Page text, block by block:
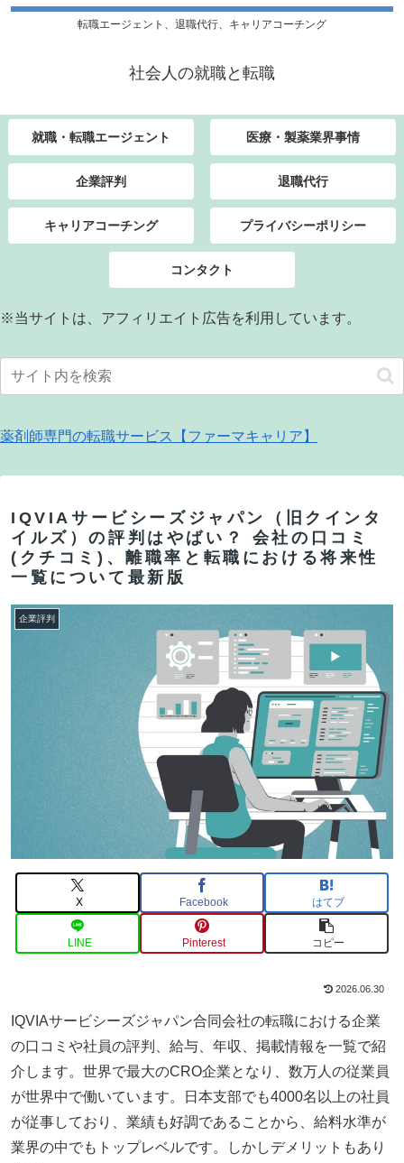
転職エージェント、退職代行、キャリアコーチング
社会人の就職と転職
就職・転職エージェント 医療・製薬業界事情
企業評判 退職代行
キャリアコーチング プライバシーポリシー
コンタクト
※当サイトは、アフィリエイト広告を利用しています。
薬剤師専門の転職サービス【ファーマキャリア】
IQVIAサービシーズジャパン（旧クインタ
イルズ）の評判はやばい？ 会社の口コミ
(クチコミ)、離職率と転職における将来性
一覧について最新版
企業評判
X Facebook はてブ
LINE Pinterest コピー
2026.06.30
IQVIAサービシーズジャパン合同会社の転職における企業
の口コミや社員の評判、給与、年収、掲載情報を一覧で紹
介します。世界で最大のCRO企業となり、数万人の従業員
が世界中で働いています。日本支部でも4000名以上の社員
が従事しており、業績も好調であることから、給料水準が
業界の中でもトップレベルです。しかしデメリットもあり